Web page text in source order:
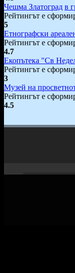
Чешма Златоград в
Рейтингът е
5
Етнографски
Рейтингът е
4.7
Екопътека "Св
Рейтингът е
3
Музей на
Рейтингът е
4.5